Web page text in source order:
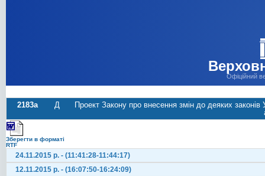
Офіційний
2183а Д
Проект Закону про внесення змін до деяких
Зберегти в форматі
RTF
24.11.2015 р. - (11:41:28-11:44:17)
12.11.2015 р. - (16:07:50-16:24:09)